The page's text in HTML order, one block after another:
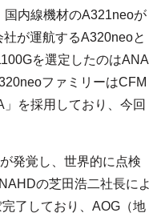
内線機材のA321neoが
が運航するA320neoと
を選定したのはANA
ファミリーはCFM
を採用しており、今回
発覚し、世界的に点検
の芝田浩二社長によ
了しており、AOG（地